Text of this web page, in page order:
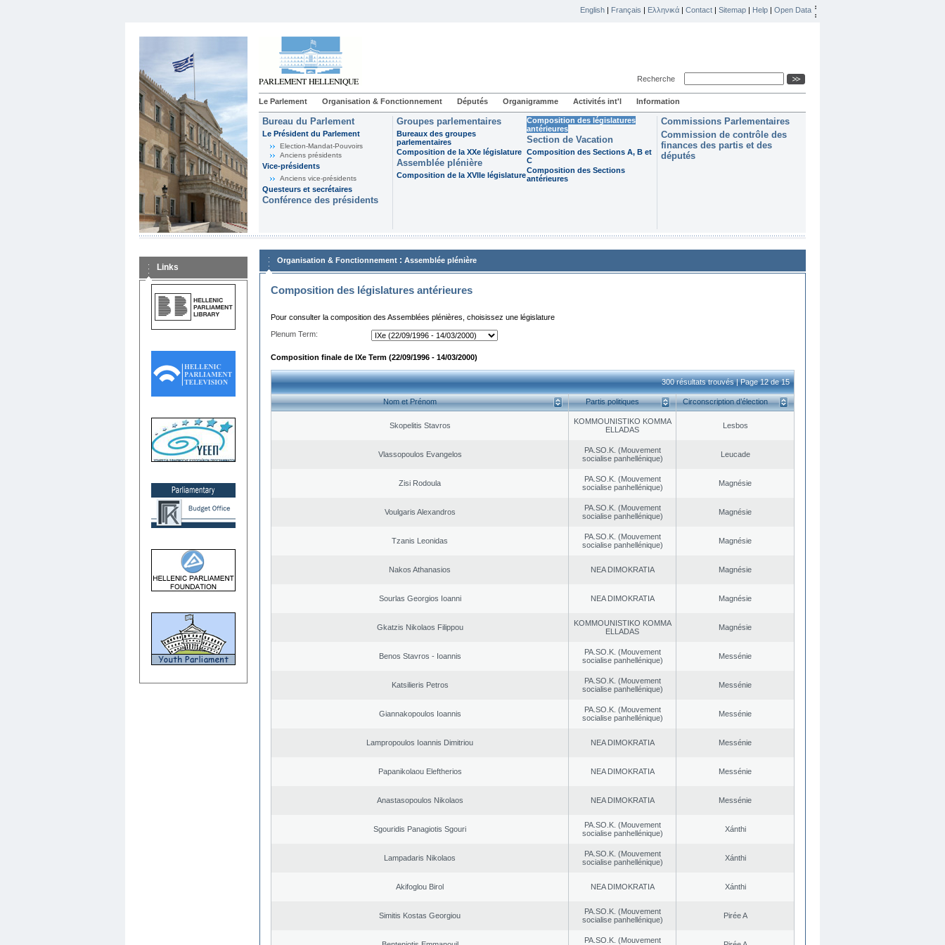
English | Français | Ελληνικά | Contact | Sitemap | Help | Open Data
Recherche
Le Parlement Organisation & Fonctionnement Députés Organigramme Activités int'l Information
Bureau du Parlement
Le Président du Parlement
Election-Mandat-Pouvoirs
Anciens présidents
Vice-présidents
Anciens vice-présidents
Questeurs et secrétaires
Conférence des présidents
Groupes parlementaires
Bureaux des groupes
parlementaires
Composition de la XXe législature
Assemblée plénière
Composition de la XVIIe législature
Composition des législatures
antérieures
Section de Vacation
Composition des Sections A, B et
C
Composition des Sections
antérieures
Commissions Parlementaires
Commission de contrôle des
finances des partis et des
députés
Links
Organisation & Fonctionnement : Assemblée plénière
Composition des législatures antérieures
Pour consulter la composition des Assemblées plénières, choisissez une législature
Plenum Term:
Composition finale de IXe Term (22/09/1996 - 14/03/2000)
300 résultats trouvés | Page 12 de 15
Nom et Prénom Partis politiques Circonscription d’élection
Skopelitis Stavros
KOMMOUNISTIKO KOMMA
ELLADAS
Lesbos
Vlassopoulos Evangelos
PA.SO.K. (Mouvement
socialise panhellénique)
Leucade
Zisi Rodoula
PA.SO.K. (Mouvement
socialise panhellénique)
Magnésie
Voulgaris Alexandros
PA.SO.K. (Mouvement
socialise panhellénique)
Magnésie
Tzanis Leonidas
PA.SO.K. (Mouvement
socialise panhellénique)
Magnésie
Nakos Athanasios NEA DΙMOKRATIA Magnésie
Sourlas Georgios Ioanni NEA DΙMOKRATIA Magnésie
Gkatzis Nikolaos Filippou
KOMMOUNISTIKO KOMMA
ELLADAS
Magnésie
Benos Stavros - Ioannis
PA.SO.K. (Mouvement
socialise panhellénique)
Messénie
Katsilieris Petros
PA.SO.K. (Mouvement
socialise panhellénique)
Messénie
Giannakopoulos Ioannis
PA.SO.K. (Mouvement
socialise panhellénique)
Messénie
Lampropoulos Ioannis Dimitriou NEA DΙMOKRATIA Messénie
Papanikolaou Eleftherios NEA DΙMOKRATIA Messénie
Anastasopoulos Nikolaos NEA DΙMOKRATIA Messénie
Sgouridis Panagiotis Sgouri
PA.SO.K. (Mouvement
socialise panhellénique)
Xánthi
Lampadaris Nikolaos
PA.SO.K. (Mouvement
socialise panhellénique)
Xánthi
Akifoglou Birol NEA DΙMOKRATIA Xánthi
Simitis Kostas Georgiou
PA.SO.K. (Mouvement
socialise panhellénique)
Pirée A
PA.SO.K. (Mouvement